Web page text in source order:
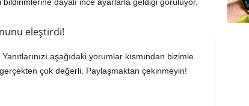
eleştirdi!
aşağıdaki yorumlar kısmından bizimle
çok değerli. Paylaşmaktan çekinmeyin!